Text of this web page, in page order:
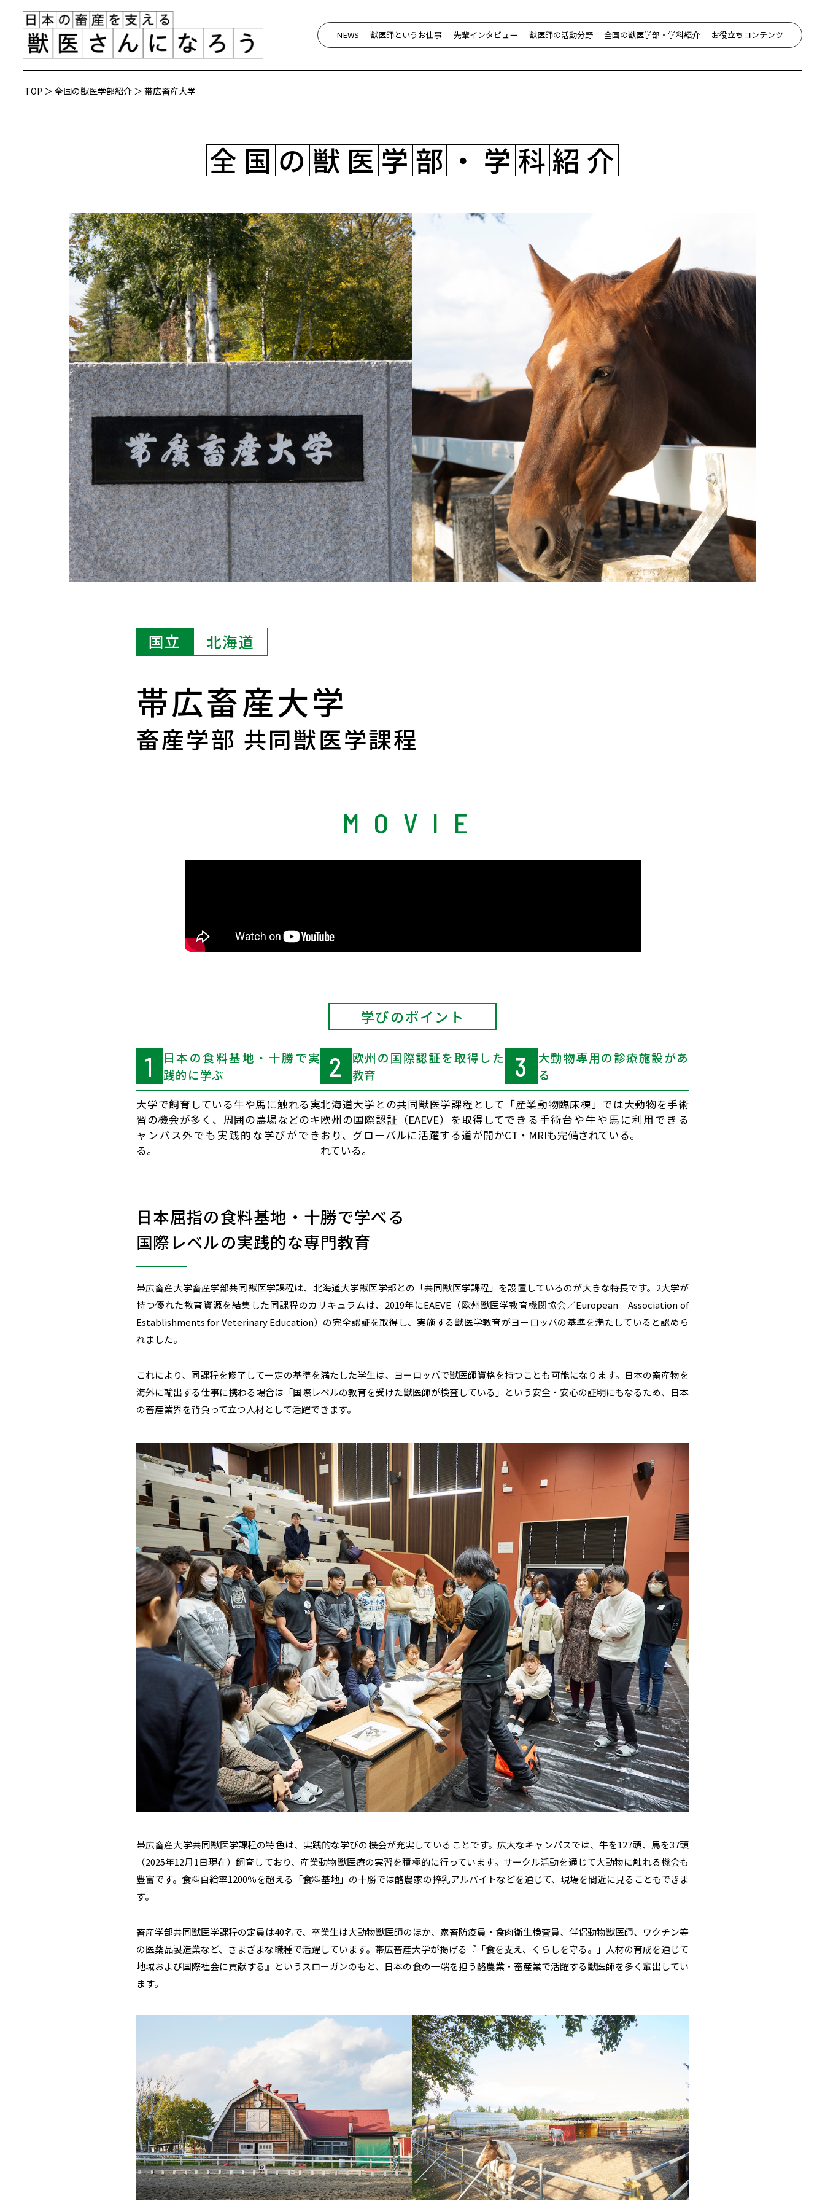
NEWS 獣医師というお仕事 先輩インタビュー 獣医師の活動分野 全国の獣医学部・学科紹介 お役立ちコンテンツ
TOP ＞ 全国の獣医学部紹介 ＞ 帯広畜産大学
全 国 の 獣 医 学 部 ・ 学 科紹 介
国立 北海道
帯広畜産大学
畜産学部 共同獣医学課程
MOVIE
学びのポイント
1
日本の食料基地・十勝で実
践的に学ぶ
大学で飼育している牛や馬に触れる実
習の機会が多く、周囲の農場などのキ
ャンパス外でも実践的な学びができ
る。
2
欧州の国際認証を取得した
教育
北海道大学との共同獣医学課程として
欧州の国際認証（EAEVE）を取得して
おり、グローバルに活躍する道が開か
れている。
3
大動物専用の診療施設があ
る
「産業動物臨床棟」では大動物を手術
できる手術台や牛や馬に利用できる
CT・MRIも完備されている。
日本屈指の食料基地・十勝で学べる
国際レベルの実践的な専門教育
帯広畜産大学畜産学部共同獣医学課程は、北海道大学獣医学部との「共同獣医学課程」を設置しているのが大きな特長です。2大学が
持つ優れた教育資源を結集した同課程のカリキュラムは、2019年にEAEVE（欧州獣医学教育機関協会／European Association of
Establishments for Veterinary Education）の完全認証を取得し、実施する獣医学教育がヨーロッパの基準を満たしていると認めら
れました。
これにより、同課程を修了して一定の基準を満たした学生は、ヨーロッパで獣医師資格を持つことも可能になります。日本の畜産物を
海外に輸出する仕事に携わる場合は「国際レベルの教育を受けた獣医師が検査している」という安全・安心の証明にもなるため、日本
の畜産業界を背負って立つ人材として活躍できます。
帯広畜産大学共同獣医学課程の特色は、実践的な学びの機会が充実していることです。広大なキャンパスでは、牛を127頭、馬を37頭
（2025年12月1日現在）飼育しており、産業動物獣医療の実習を積極的に行っています。サークル活動を通じて大動物に触れる機会も
豊富です。食料自給率1200％を超える「食料基地」の十勝では酪農家の搾乳アルバイトなどを通じて、現場を間近に見ることもできま
す。
畜産学部共同獣医学課程の定員は40名で、卒業生は大動物獣医師のほか、家畜防疫員・食肉衛生検査員、伴侶動物獣医師、ワクチン等
の医薬品製造業など、さまざまな職種で活躍しています。帯広畜産大学が掲げる『「食を支え、くらしを守る。」人材の育成を通じて
地域および国際社会に貢献する』というスローガンのもと、日本の食の一端を担う酪農業・畜産業で活躍する獣医師を多く輩出してい
ます。